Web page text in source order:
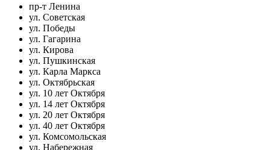
пр-т Ленина
ул. Советская
ул. Победы
ул. Гагарина
ул. Кирова
ул. Пушкинская
ул. Карла Маркса
ул. Октябрьская
ул. 10 лет Октября
ул. 14 лет Октября
ул. 20 лет Октября
ул. 40 лет Октября
ул. Комсомольская
ул. Набережная